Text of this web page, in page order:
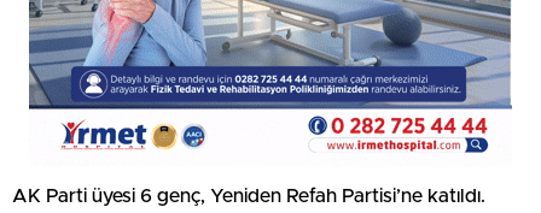
AK Parti üyesi 6 genç, Yeniden Refah Partisi’ne katıldı.